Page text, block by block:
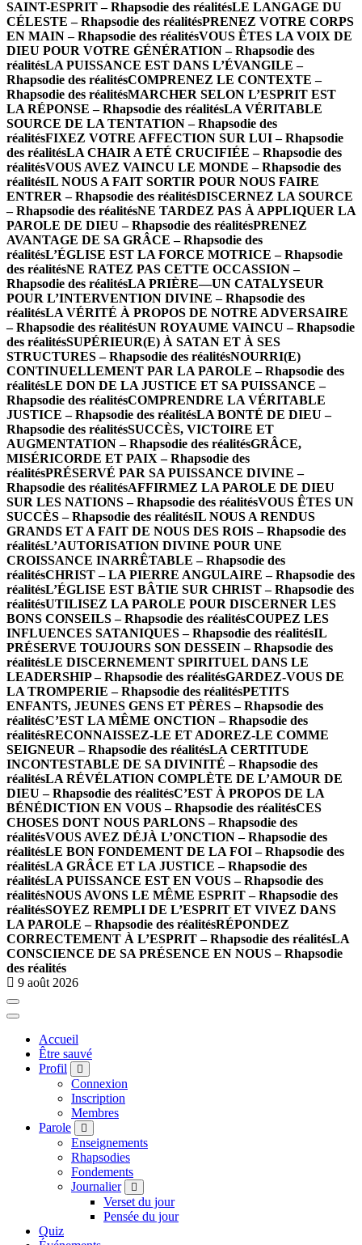
SAINT-ESPRIT – Rhapsodie des réalitésLE LANGAGE DU
CÉLESTE – Rhapsodie des réalitésPRENEZ VOTRE CORPS
EN MAIN – Rhapsodie des réalitésVOUS ÊTES LA VOIX DE
DIEU POUR VOTRE GÉNÉRATION – Rhapsodie des
réalitésLA PUISSANCE EST DANS L’ÉVANGILE –
Rhapsodie des réalitésCOMPRENEZ LE CONTEXTE –
Rhapsodie des réalitésMARCHER SELON L’ESPRIT EST
LA RÉPONSE – Rhapsodie des réalitésLA VÉRITABLE
SOURCE DE LA TENTATION – Rhapsodie des
réalitésFIXEZ VOTRE AFFECTION SUR LUI – Rhapsodie
des réalitésLA CHAIR A ETÉ CRUCIFIÉE – Rhapsodie des
réalitésVOUS AVEZ VAINCU LE MONDE – Rhapsodie des
réalitésIL NOUS A FAIT SORTIR POUR NOUS FAIRE
ENTRER – Rhapsodie des réalitésDISCERNEZ LA SOURCE
– Rhapsodie des réalitésNE TARDEZ PAS À APPLIQUER LA
PAROLE DE DIEU – Rhapsodie des réalitésPRENEZ
AVANTAGE DE SA GRÂCE – Rhapsodie des
réalitésL’ÉGLISE EST LA FORCE MOTRICE – Rhapsodie
des réalitésNE RATEZ PAS CETTE OCCASSION –
Rhapsodie des réalitésLA PRIÈRE—UN CATALYSEUR
POUR L’INTERVENTION DIVINE – Rhapsodie des
réalitésLA VÉRITÉ À PROPOS DE NOTRE ADVERSAIRE
– Rhapsodie des réalitésUN ROYAUME VAINCU – Rhapsodie
des réalitésSUPÉRIEUR(E) À SATAN ET À SES
STRUCTURES – Rhapsodie des réalitésNOURRI(E)
CONTINUELLEMENT PAR LA PAROLE – Rhapsodie des
réalitésLE DON DE LA JUSTICE ET SA PUISSANCE –
Rhapsodie des réalitésCOMPRENDRE LA VÉRITABLE
JUSTICE – Rhapsodie des réalitésLA BONTÉ DE DIEU –
Rhapsodie des réalitésSUCCÈS, VICTOIRE ET
AUGMENTATION – Rhapsodie des réalitésGRÂCE,
MISÉRICORDE ET PAIX – Rhapsodie des
réalitésPRÉSERVÉ PAR SA PUISSANCE DIVINE –
Rhapsodie des réalitésAFFIRMEZ LA PAROLE DE DIEU
SUR LES NATIONS – Rhapsodie des réalitésVOUS ÊTES UN
SUCCÈS – Rhapsodie des réalitésIL NOUS A RENDUS
GRANDS ET A FAIT DE NOUS DES ROIS – Rhapsodie des
réalitésL’AUTORISATION DIVINE POUR UNE
CROISSANCE INARRÊTABLE – Rhapsodie des
réalitésCHRIST – LA PIERRE ANGULAIRE – Rhapsodie des
réalitésL’ÉGLISE EST BÂTIE SUR CHRIST – Rhapsodie des
réalitésUTILISEZ LA PAROLE POUR DISCERNER LES
BONS CONSEILS – Rhapsodie des réalitésCOUPEZ LES
INFLUENCES SATANIQUES – Rhapsodie des réalitésIL
PRÉSERVE TOUJOURS SON DESSEIN – Rhapsodie des
réalitésLE DISCERNEMENT SPIRITUEL DANS LE
LEADERSHIP – Rhapsodie des réalitésGARDEZ-VOUS DE
LA TROMPERIE – Rhapsodie des réalitésPETITS
ENFANTS, JEUNES GENS ET PÈRES – Rhapsodie des
réalitésC’EST LA MÊME ONCTION – Rhapsodie des
réalitésRECONNAISSEZ-LE ET ADOREZ-LE COMME
SEIGNEUR – Rhapsodie des réalitésLA CERTITUDE
INCONTESTABLE DE SA DIVINITÉ – Rhapsodie des
réalitésLA RÉVÉLATION COMPLÈTE DE L’AMOUR DE
DIEU – Rhapsodie des réalitésC’EST À PROPOS DE LA
BÉNÉDICTION EN VOUS – Rhapsodie des réalitésCES
CHOSES DONT NOUS PARLONS – Rhapsodie des
réalitésVOUS AVEZ DÉJÀ L’ONCTION – Rhapsodie des
réalitésLE BON FONDEMENT DE LA FOI – Rhapsodie des
réalitésLA GRÂCE ET LA JUSTICE – Rhapsodie des
réalitésLA PUISSANCE EST EN VOUS – Rhapsodie des
réalitésNOUS AVONS LE MÊME ESPRIT – Rhapsodie des
réalitésSOYEZ REMPLI DE L’ESPRIT ET VIVEZ DANS
LA PAROLE – Rhapsodie des réalitésRÉPONDEZ
CORRECTEMENT À L’ESPRIT – Rhapsodie des réalitésLA
CONSCIENCE DE SA PRÉSENCE EN NOUS – Rhapsodie
des réalités
9 août 2026
Accueil
Être sauvé
Profil
Connexion
Inscription
Membres
Parole
Enseignements
Rhapsodies
Fondements
Journalier
Verset du jour
Pensée du jour
Quiz